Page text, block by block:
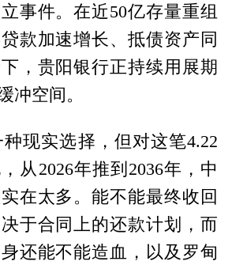
事件。在近50亿存量重组
款加速增长、抵债资产同
，贵阳银行正持续用展期
冲空间。
现实选择，但对这笔4.22
从2026年推到2036年，中
在太多。能不能最终收回
于合同上的还款计划，而
还能不能造血，以及罗甸